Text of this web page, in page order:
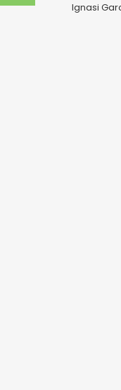
Ignasi